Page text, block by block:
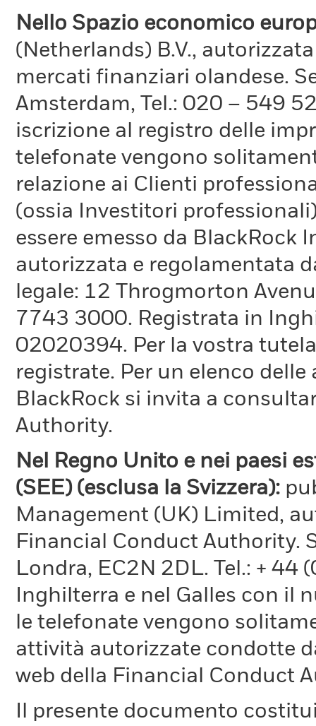
Nello Spazio economico
(Netherlands) B.V.,
mercati finanziari olandese.
Amsterdam, Tel.: 020 – 549
iscrizione al registro delle
telefonate vengono
relazione ai Clienti
(ossia Investitori
essere emesso da
autorizzata e regolamentata
legale: 12 Throgmorton
7743 3000. Registrata in
02020394. Per la vostra
registrate. Per un elenco
BlackRock si invita a
Authority.
Nel Regno Unito e nei paesi
(SEE) (esclusa la Svizzera):
Management (UK) Limited,
Financial Conduct Authority.
Londra, EC2N 2DL. Tel.: +
Inghilterra e nel Galles con il
le telefonate vengono
attività autorizzate condotte
web della Financial Conduct
Il presente documento